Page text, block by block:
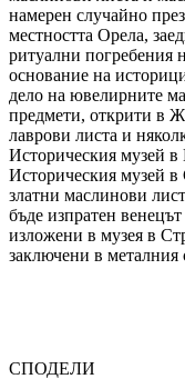
намерен случайно
местността Орела,
ритуални погребения
основание на
дело на ювелирните
предмети, открити в
лаврови листа и
Историческия музей в
Историческия музей в
златни маслинови
бъде изпратен
изложени в музея в
заключени в
СПОДЕЛИ